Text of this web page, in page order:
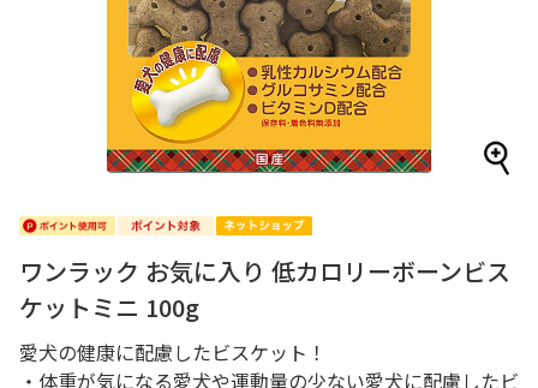
ワンラック お気に入り 低カロリーボーンビス
ケットミニ 100g
愛犬の健康に配慮したビスケット！
・体重が気になる愛犬や運動量の少ない愛犬に配慮したビ